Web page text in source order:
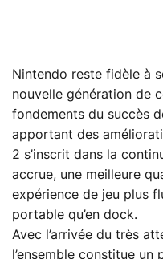
Nintendo reste fidèle à
nouvelle génération de
fondements du succès
apportant des
2 s’inscrit dans la
accrue, une meilleure
expérience de jeu plus
portable qu’en dock.
Avec l’arrivée du très
l’ensemble constitue un